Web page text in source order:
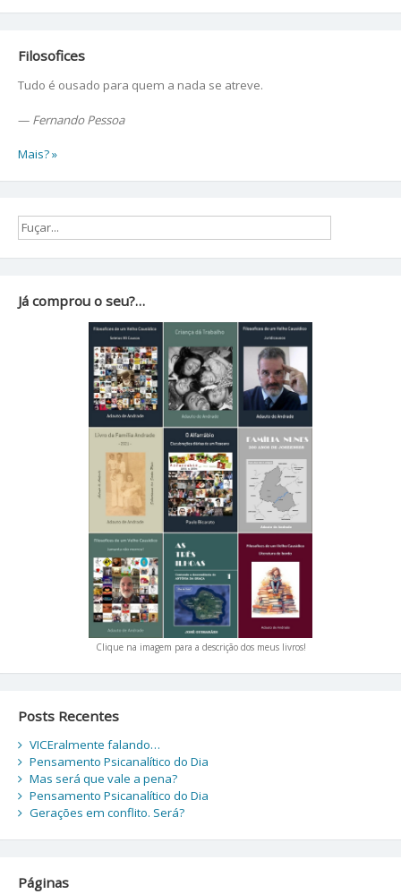
Filosofices
Tudo é ousado para quem a nada se atreve.
— Fernando Pessoa
Mais? »
Já comprou o seu?…
Clique na imagem para a descrição dos meus livros!
Posts Recentes
VICEralmente falando…
Pensamento Psicanalítico do Dia
Mas será que vale a pena?
Pensamento Psicanalítico do Dia
Gerações em conflito. Será?
Páginas